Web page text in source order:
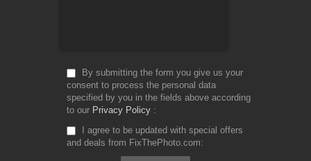
By submitting the form you give us your
consent to process the personal data
specified by you in the fields above according
to our Privacy Policy
I agree to be updated with special offers
and deals from FixThePhoto.com